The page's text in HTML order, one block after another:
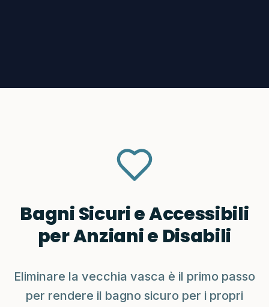
Bagni Sicuri e Accessibili
per Anziani e Disabili
Eliminare la vecchia vasca è il primo passo
per rendere il bagno sicuro per i propri